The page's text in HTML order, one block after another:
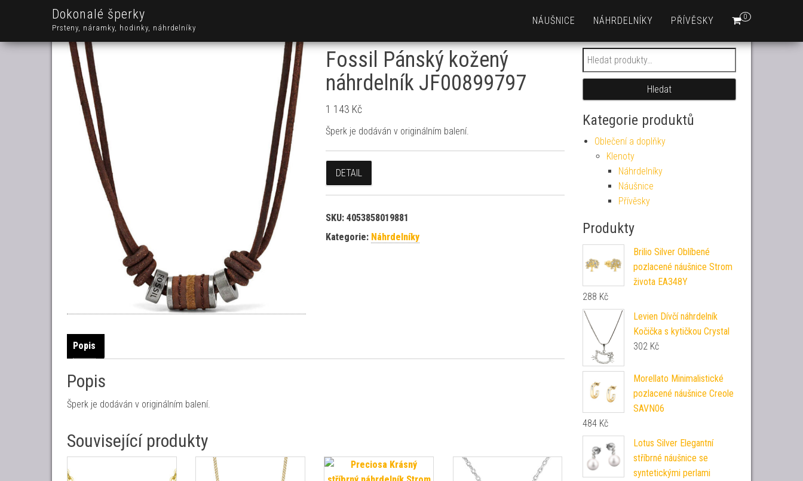
Dokonalé šperky
Prsteny, náramky, hodinky, náhrdelníky
0
NÁUŠNICE NÁHRDELNÍKY PŘÍVĚSKY
Fossil Pánský kožený
náhrdelník JF00899797
1 143 Kč
Šperk je dodáván v originálním balení.
DETAIL
SKU: 4053858019881
Kategorie: Náhrdelníky
Popis
Popis
Šperk je dodáván v originálním balení.
Související produkty
Hledat:
Hledat
Kategorie produktů
Oblečení a doplňky
Klenoty
Náhrdelníky
Náušnice
Přívěsky
Produkty
Brilio Silver Oblíbené
pozlacené náušnice Strom
života EA348Y
288 Kč
Levien Dívčí náhrdelník
Kočička s kytičkou Crystal
302 Kč
Morellato Minimalistické
pozlacené náušnice Creole
SAVN06
484 Kč
Lotus Silver Elegantní
stříbrné náušnice se
syntetickými perlami